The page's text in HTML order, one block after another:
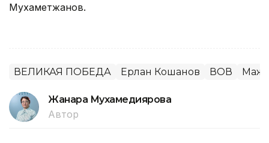
Мухаметжанов.
ВЕЛИКАЯ ПОБЕДА Ерлан Кошанов ВОВ
Жанара Мухамедиярова
Автор